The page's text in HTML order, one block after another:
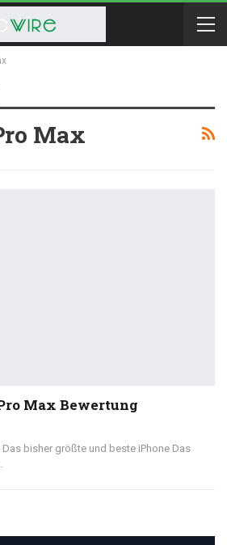
Max
Max Bewertung
Das bisher größte und beste iPhone Das